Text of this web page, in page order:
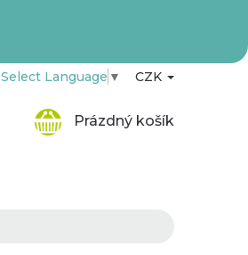
Select Language ▼ CZK
Prázdný košík